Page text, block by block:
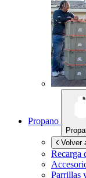
Propano
Volver
Recarga
Parrillas